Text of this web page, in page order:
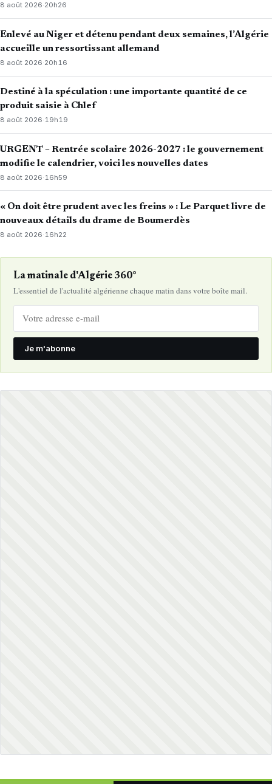
8 août 2026·20h26
Enlevé au Niger et détenu pendant deux semaines, l’Algérie
accueille un ressortissant allemand
8 août 2026·20h16
Destiné à la spéculation : une importante quantité de ce
produit saisie à Chlef
8 août 2026·19h19
URGENT – Rentrée scolaire 2026-2027 : le gouvernement
modifie le calendrier, voici les nouvelles dates
8 août 2026· 16h59
« On doit être prudent avec les freins » : Le Parquet livre de
nouveaux détails du drame de Boumerdès
8 août 2026·16h22
La matinale d'Algérie 360°
L'essentiel de l'actualité algérienne chaque matin dans votre boîte mail.
Je m'abonne